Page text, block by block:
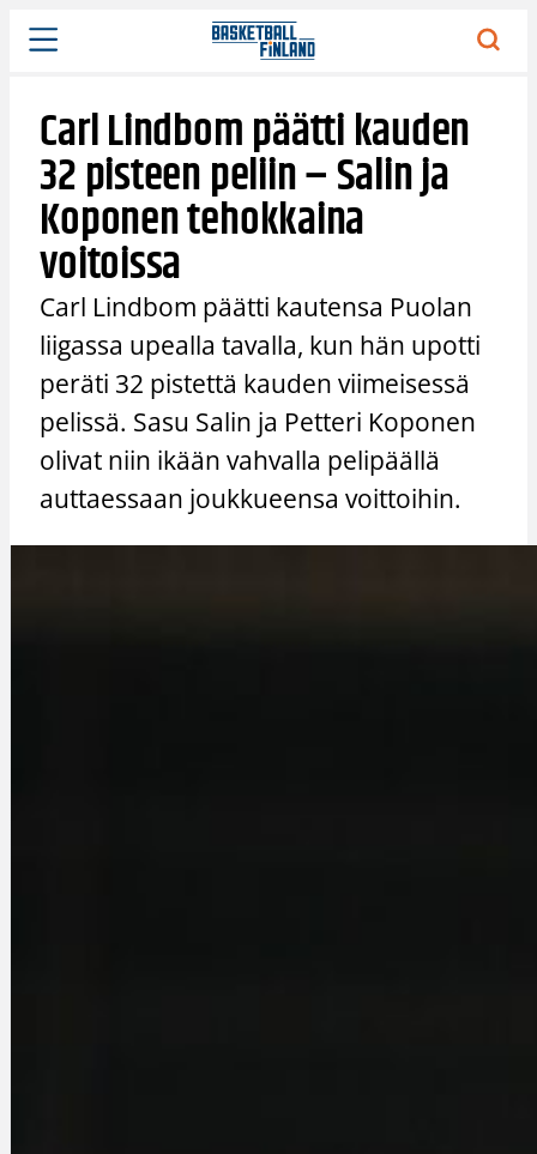
Siirry
sisältöön
Carl Lindbom päätti kauden
32 pisteen peliin – Salin ja
Koponen tehokkaina
voitoissa
Carl Lindbom päätti kautensa Puolan
liigassa upealla tavalla, kun hän upotti
peräti 32 pistettä kauden viimeisessä
pelissä. Sasu Salin ja Petteri Koponen
olivat niin ikään vahvalla pelipäällä
auttaessaan joukkueensa voittoihin.